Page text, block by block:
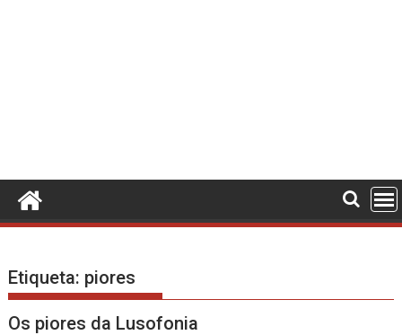
Etiqueta: piores
Os piores da Lusofonia